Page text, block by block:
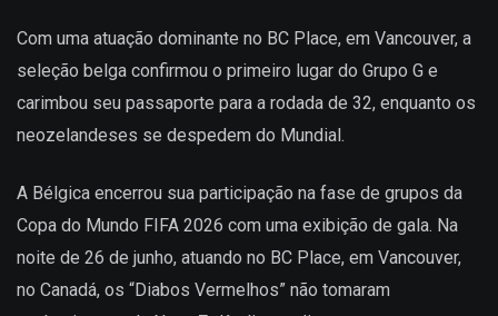
Com uma atuação dominante no BC Place, em Vancouver, a
seleção belga confirmou o primeiro lugar do Grupo G e
carimbou seu passaporte para a rodada de 32, enquanto os
neozelandeses se despedem do Mundial.
A Bélgica encerrou sua participação na fase de grupos da
Copa do Mundo FIFA 2026 com uma exibição de gala. Na
noite de 26 de junho, atuando no BC Place, em Vancouver,
no Canadá, os “Diabos Vermelhos” não tomaram